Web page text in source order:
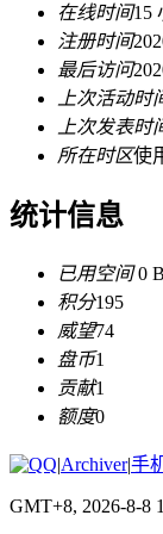
在线时间15
注册时间
最后访问
上次活动时
上次发表时
所在时区使
统计信息
已用空间0 B
积分195
威望74
盘币1
贡献1
额度0
|Archiver|手
GMT+8, 2026-8-8